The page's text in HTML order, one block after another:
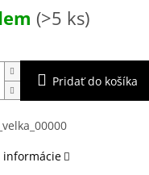
(>5 ks)
Pridať do košíka
informácie